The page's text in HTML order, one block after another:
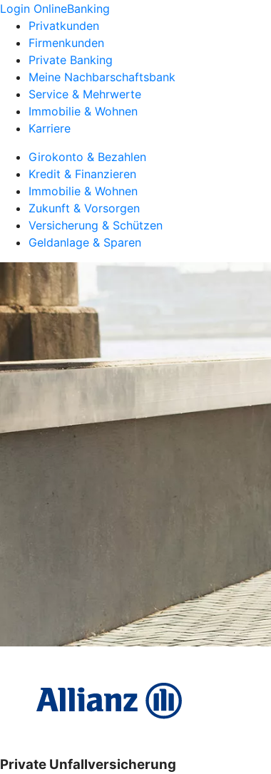
Login OnlineBanking
Privatkunden
Firmenkunden
Private Banking
Meine Nachbarschaftsbank
Service & Mehrwerte
Immobilie & Wohnen
Karriere
Girokonto & Bezahlen
Kredit & Finanzieren
Immobilie & Wohnen
Zukunft & Vorsorgen
Versicherung & Schützen
Geldanlage & Sparen
Private Unfallversicherung